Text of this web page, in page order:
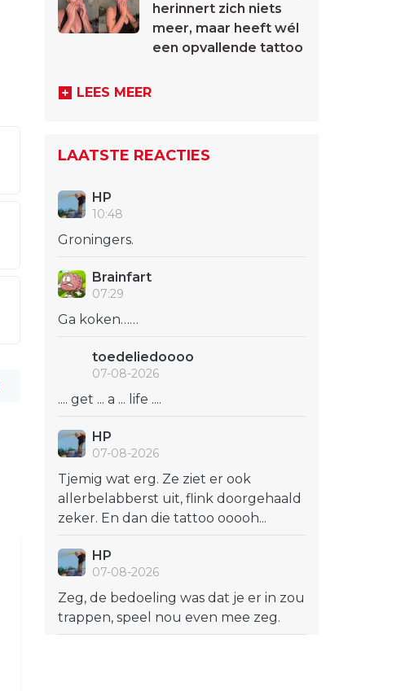
herinnert zich niets
meer, maar heeft wél
een opvallende tattoo
LEES MEER
LAATSTE REACTIES
HP
10:48
Groningers.
Brainfart
07:29
Ga koken……
toedeliedoooo
07-08-2026
.... get ... a ... life ....
HP
07-08-2026
Tjemig wat erg. Ze ziet er ook
allerbelabberst uit, flink doorgehaald
zeker. En dan die tattoo ooooh...
HP
07-08-2026
Zeg, de bedoeling was dat je er in zou
trappen, speel nou even mee zeg.